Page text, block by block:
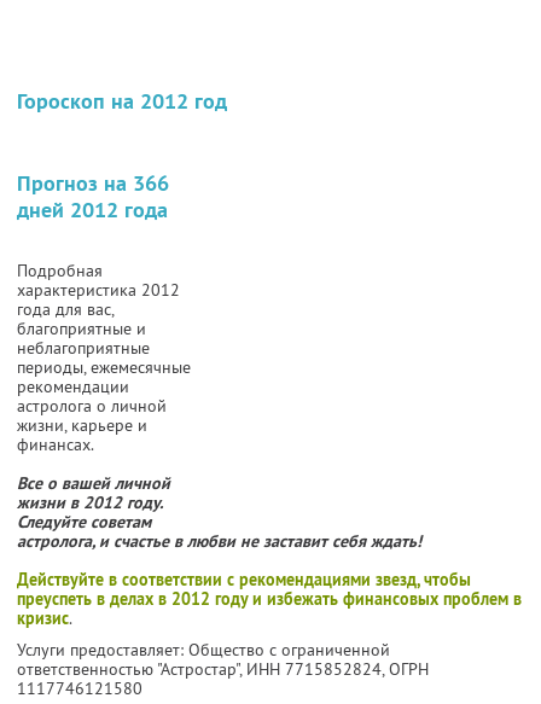
Гороскоп на 2012 год
Прогноз на 366
дней 2012 года
Подробная
характеристика 2012
года для вас,
благоприятные и
неблагоприятные
периоды, ежемесячные
рекомендации
астролога о личной
жизни, карьере и
финансах.
Все о вашей личной
жизни в 2012 году.
Следуйте советам
астролога, и счастье в любви не заставит себя ждать!
Действуйте в соответствии с рекомендациями звезд, чтобы
преуспеть в делах в 2012 году и избежать финансовых проблем в
кризис.
Услуги предоставляет: Общество с ограниченной
ответственностью "Астростар", ИНН 7715852824, ОГРН
1117746121580